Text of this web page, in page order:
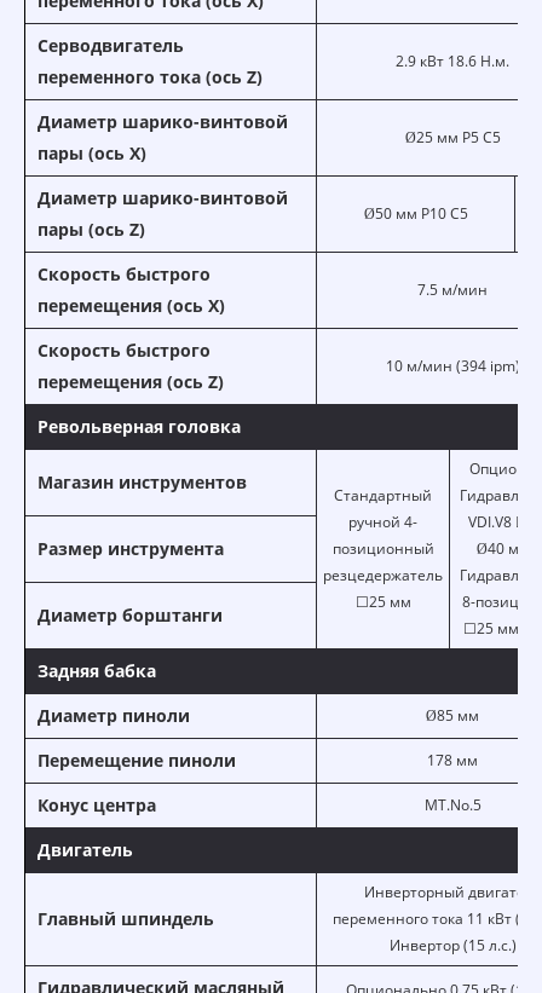
Серводвигатель
переменного тока (ось Z)
2.9 кВт 18.6 Н.м.
Диаметр шарико-винтовой
пары (ось X)
Ø25 мм P5 C5
Диаметр шарико-винтовой
пары (ось Z)
Ø50 мм P10 C5
Скорость быстрого
перемещения (ось X)
7.5 м/мин
Скорость быстрого
перемещения (ось Z)
10 м/мин (394 ipm)
Револьверная головка
Магазин инструментов
Стандартный
ручной 4-
позиционный
резцедержатель
☐25 мм
VDI.V8
Ø40 мм
8-
☐25 мм
Размер инструмента
Диаметр борштанги
Задняя бабка
Диаметр пиноли
Ø85 мм
Перемещение пиноли 178 мм
Конус центра MT.No.5
Двигатель
Главный шпиндель
Инверторный двигатель
переменного тока 11 кВт (15
Инвертор (15 л.с.)
Гидравлический масляный